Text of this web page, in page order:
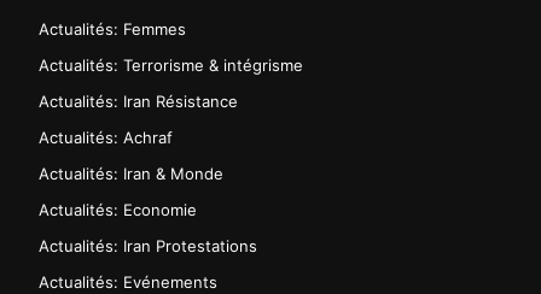
Actualités: Femmes
Actualités: Terrorisme & intégrisme
Actualités: Iran Résistance
Actualités: Achraf
Actualités: Iran & Monde
Actualités: Economie
Actualités: Iran Protestations
Actualités: Evénements